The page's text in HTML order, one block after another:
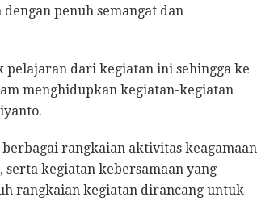
penuh semangat dan
pelajaran dari kegiatan ini sehingga ke
menghidupkan kegiatan-kegiatan
rangkaian aktivitas keagamaan
kegiatan kebersamaan yang
rangkaian kegiatan dirancang untuk